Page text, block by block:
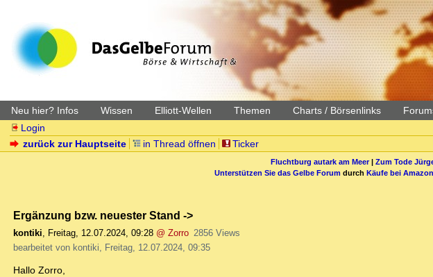
Neu hier? Infos Wissen Elliott-Wellen Themen Charts / Börsenlinks
Login
zurück zur Hauptseite
in Thread öffnen Ticker
Fluchtburg autark am Meer| Zum Tode
Unterstützen Sie das Gelbe Forum durch Käufe bei Amazon
Ergänzung bzw. neuester Stand ->
kontiki, Freitag, 12.07.2024, 09:28 @ Zorro 2856 Views
bearbeitet von kontiki, Freitag, 12.07.2024, 09:35
Hallo Zorro,